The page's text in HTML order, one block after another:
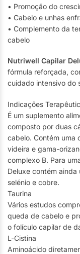
• Promoção do
• Cabelo e unhas
• Complemento da
cabelo
Nutriwell Capilar
fórmula reforçada,
cuidado intensivo do
Indicações
É um suplemento
composto por duas
cabelo. Contém uma
videira e gama-
complexo B. Para
Deluxe contém
selénio e cobre.
Taurina
Vários estudos
queda de cabelo e
o folículo capilar de
L-Cistina
Aminoácido